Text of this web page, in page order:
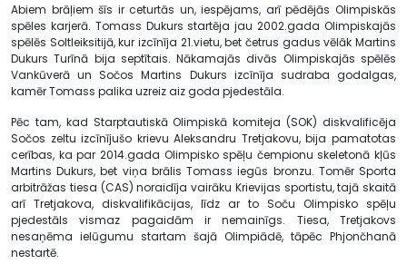
Abiem brāļiem šīs ir ceturtās un, iespējams, arī pēdējās Olimpiskās
spēles karjerā. Tomass Dukurs startēja jau 2002.gada Olimpiskajās
spēlēs Soltleiksitijā, kur izcīnīja 21.vietu, bet četrus gadus vēlāk Martins
Dukurs Turīnā bija septītais. Nākamajās divās Olimpiskajās spēlēs
Vankūverā un Sočos Martins Dukurs izcīnīja sudraba godalgas,
kamēr Tomass palika uzreiz aiz goda pjedestāla.
Pēc tam, kad Starptautiskā Olimpiskā komiteja (SOK) diskvalificēja
Sočos zeltu izcīnījušo krievu Aleksandru Tretjakovu, bija pamatotas
cerības, ka par 2014.gada Olimpisko spēļu čempionu skeletonā kļūs
Martins Dukurs, bet viņa brālis Tomass iegūs bronzu. Tomēr Sporta
arbitrāžas tiesa (CAS) noraidīja vairāku Krievijas sportistu, tajā skaitā
arī Tretjakova, diskvalifikācijas, līdz ar to Soču Olimpisko spēļu
pjedestāls vismaz pagaidām ir nemainīgs. Tiesa, Tretjakovs
nesaņēma ielūgumu startam šajā Olimpiādē, tāpēc Phjončhanā
nestartē.